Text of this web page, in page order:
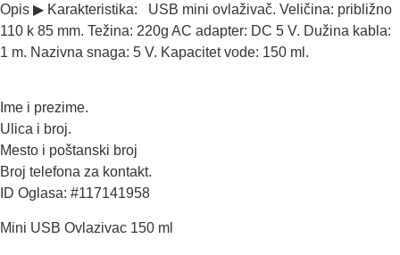
Opis ▶ Karakteristika: USB mini ovlaživač. Veličina: približno
110 k 85 mm. Težina: 220g AC adapter: DC 5 V. Dužina kabla:
1 m. Nazivna snaga: 5 V. Kapacitet vode: 150 ml.
Ime i prezime.
Ulica i broj.
Mesto i poštanski broj
Broj telefona za kontakt.
ID Oglasa: #117141958
Mini USB Ovlazivac 150 ml